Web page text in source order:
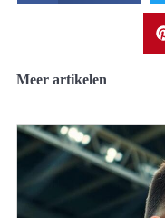
Meer artikelen